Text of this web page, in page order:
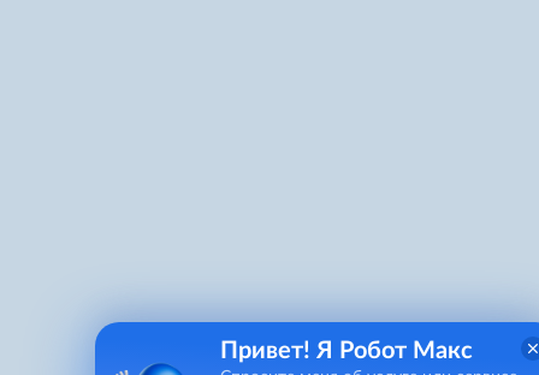
Привет! Я Робот Макс